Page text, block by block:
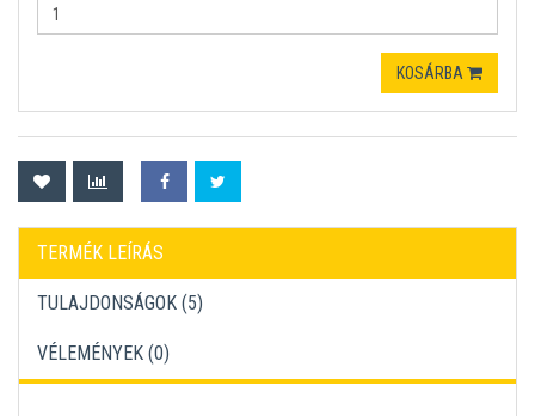
KOSÁRBA
TERMÉK LEÍRÁS
TULAJDONSÁGOK (5)
VÉLEMÉNYEK (0)